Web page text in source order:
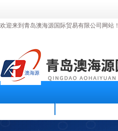
欢迎来到青岛澳海源国际贸易有限公司网站！